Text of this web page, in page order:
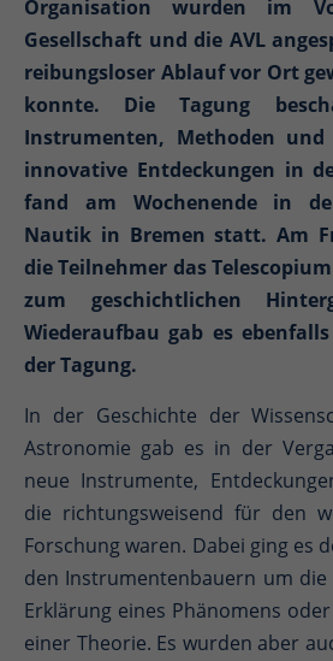
Organisation wurden im
Gesellschaft und die AVL
reibungsloser Ablauf vor Ort
konnte. Die Tagung
Instrumenten, Methoden
innovative Entdeckungen in
fand am Wochenende in
Nautik in Bremen statt. Am
die Teilnehmer das
zum geschichtlichen
Wiederaufbau gab es
der Tagung.
In der Geschichte der
Astronomie gab es in der
neue Instrumente,
die richtungsweisend für den
Forschung waren. Dabei ging es
den Instrumentenbauern um die
Erklärung eines Phänomens
einer Theorie. Es wurden aber